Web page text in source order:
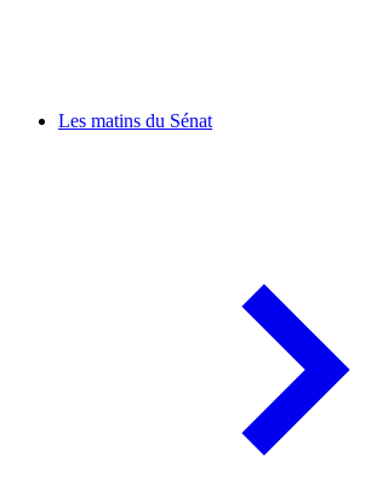
Les matins du Sénat